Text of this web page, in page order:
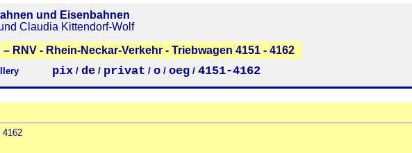
und Eisenbahnen
Claudia Kittendorf-Wolf
RNV - Rhein-Neckar-Verkehr - Triebwagen 4151 - 4162
pix / de / privat / o / oeg / 4151-4162
4162